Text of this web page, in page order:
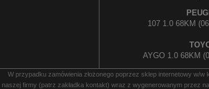
107 1.0 68KM
AYGO 1.0 68KM
W przypadku zamówienia złożonego poprzez sklep internetowy w/
naszej firmy (patrz zakładka kontakt) wraz z wygenerowanym przez